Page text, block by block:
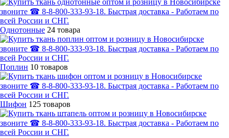
Однотонные 24 товара
Поплин 10 товаров
Шифон 125 товаров